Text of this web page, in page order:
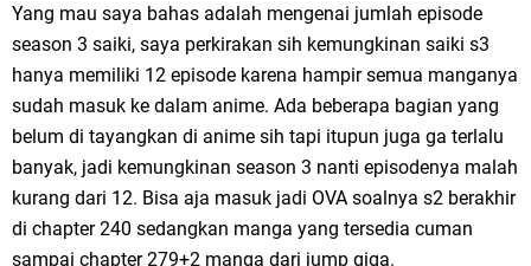
Yang mau saya bahas adalah mengenai jumlah episode
season 3 saiki, saya perkirakan sih kemungkinan saiki s3
hanya memiliki 12 episode karena hampir semua manganya
sudah masuk ke dalam anime. Ada beberapa bagian yang
belum di tayangkan di anime sih tapi itupun juga ga terlalu
banyak, jadi kemungkinan season 3 nanti episodenya malah
kurang dari 12. Bisa aja masuk jadi OVA soalnya s2 berakhir
di chapter 240 sedangkan manga yang tersedia cuman
sampai chapter 279+2 manga dari jump giga.